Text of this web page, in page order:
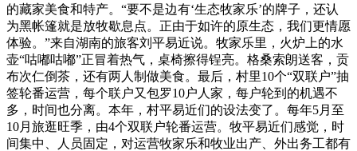
的藏家美食和特产。“要不是边有‘生态牧家乐’的牌子，还认
为黑帐篷就是放牧歇息点。正由于如许的原生态，我们更情愿
体验。”来自湖南的旅客刘平易近说。牧家乐里，火炉上的水
壶“咕嘟咕嘟”正冒着热气，桌椅擦得锃亮。格桑索朗送客，贡
布次仁倒茶，还有两人制做美食。最后，村里10个“双联户”抽
签轮番运营，每个联户又包罗10户人家，每户轮到的机遇不
多，时间也分离。本年，村平易近们的设法变了。每年5月至
10月旅逛旺季，由4个双联户轮番运营。牧平易近们感觉，时
间集中、人员固定，对运营牧家乐和牧业出产、外出务工都有